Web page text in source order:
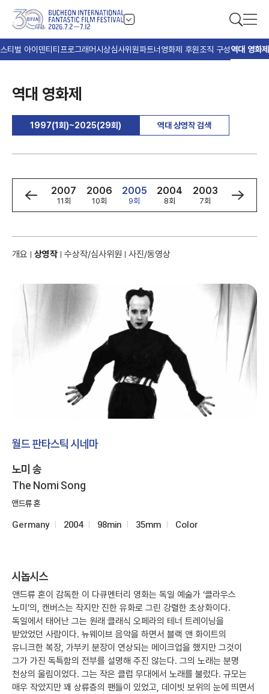
티벌 아이덴티티 프로그래머시상심사위원파트너 영화제 후원조직 구성역대 영화제
역대 영화제
1997(1회)~2025(29회) 역대 상영작 검색
2008
12회
2007
11회
2006
10회
2005
9회
2004
8회
2003
7회
2002
6회
개요 상영작 수상작/심사위원 사진/동영상
월드 판타스틱 시네마
노미 송
The Nomi Song
앤드류 혼
Germany 2004 98min 35mm Color
시놉시스
앤드류 혼이 감독한 이 다큐멘터리 영화는 독일 예술가 ‘클라우스
노미’의, 캔버스는 작지만 진한 유화로 그린 강렬한 초상화이다.
독일에서 태어난 그는 원래 클래식 오페라의 테너 트레이닝을
받았었던 사람이다. 뉴웨이브 음악을 하면서 블랙 앤 화이트의
유니크한 복장, 가부키 분장이 연상되는 메이크업을 했지만 그것이
그가 가진 독특함의 전부를 설명해 주진 않는다. 그의 노래는 분명
천상의 울림이었다. 그는 작은 클럽 무대에서 노래를 불렀다. 규모는
매우 작았지만 꽤 상류층의 팬들이 있었고, 데이빗 보위의 눈에 띄면서